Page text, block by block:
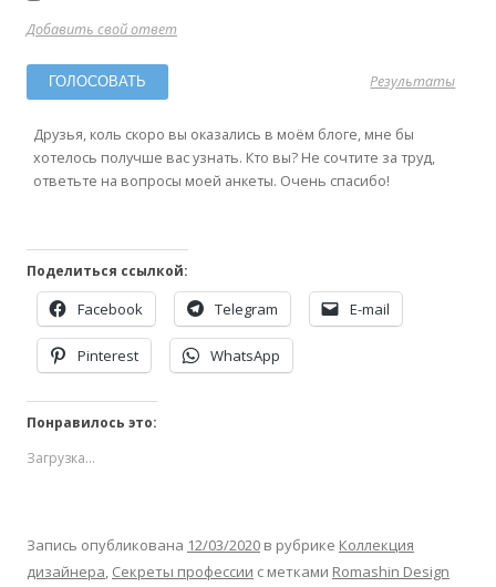
Добавить свой ответ
Результаты
Друзья, коль скоро вы оказались в моём блоге, мне бы
хотелось получше вас узнать. Кто вы? Не сочтите за труд,
ответьте на вопросы моей анкеты. Очень спасибо!
Поделиться ссылкой:
Facebook Telegram E-mail
Pinterest WhatsApp
Понравилось это:
Загрузка...
Запись опубликована 12/03/2020 в рубрике Коллекция
дизайнера, Секреты профессии с метками Romashin Design